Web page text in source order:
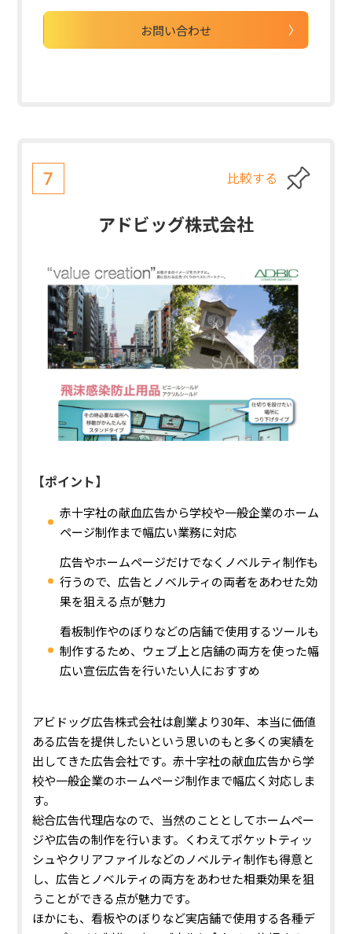
お問い合わせ
7 比較する
アドビッグ株式会社
【ポイント】
赤十字社の献血広告から学校や一般企業のホーム
ページ制作まで幅広い業務に対応
広告やホームページだけでなくノベルティ制作も
行うので、広告とノベルティの両者をあわせた効
果を狙える点が魅力
看板制作やのぼりなどの店舗で使用するツールも
制作するため、ウェブ上と店舗の両方を使った幅
広い宣伝広告を行いたい人におすすめ
アビドッグ広告株式会社は創業より30年、本当に価値
ある広告を提供したいという思いのもと多くの実績を
出してきた広告会社です。赤十字社の献血広告から学
校や一般企業のホームページ制作まで幅広く対応しま
す。
総合広告代理店なので、当然のこととしてホームペー
ジや広告の制作を行います。くわえてポケットティッ
シュやクリアファイルなどのノベルティ制作も得意と
し、広告とノベルティの両方をあわせた相乗効果を狙
うことができる点が魅力です。
ほかにも、看板やのぼりなど実店舗で使用する各種デ